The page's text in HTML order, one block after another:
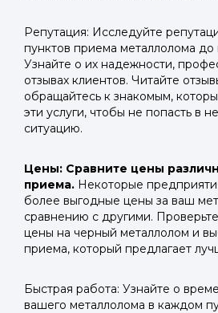
Репутация: Исследуйте
пунктов приема металлолома до
Узнайте о их надежности,
отзывах клиентов. Читайте
обращайтесь к знакомым,
эти услуги, чтобы не попасть в
ситуацию.
Цены: Сравните цены
приема. Некоторые
более выгодные цены за ваш
сравнению с другими.
цены на черный металлолом и
приема, который предлагает
Быстрая работа: Узнайте о
вашего металлолома в каждом